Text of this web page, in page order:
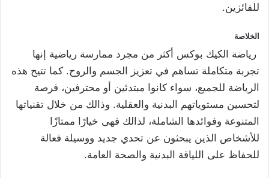
للفائزين.
الخلاصة
رياضة الكيك بوكس أكثر من مجرد ممارسة رياضية إنها
تجربة متكاملة تساهم في تعزيز الجسم والروح. كما تتيح هذه
الرياضة للجميع، سواء كانوا مبتدئين أو محترفين، فرصة
لتحسين مستوياتهم البدنية والعقلية. وذالك من خلال تقنياتها
المتنوعة وفوائدها الشاملة، لذالك فهى خيارًا ممتازًا
للأشخاص الذين يبحثون عن تحدي جديد ووسيلة فعالة
للحفاظ على اللياقة البدنية والصحة العامة.